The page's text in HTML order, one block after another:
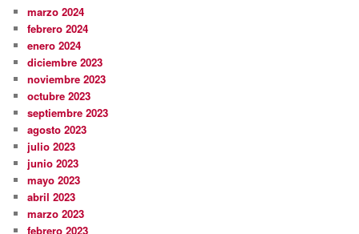
marzo 2024
febrero 2024
enero 2024
diciembre 2023
noviembre 2023
octubre 2023
septiembre 2023
agosto 2023
julio 2023
junio 2023
mayo 2023
abril 2023
marzo 2023
febrero 2023